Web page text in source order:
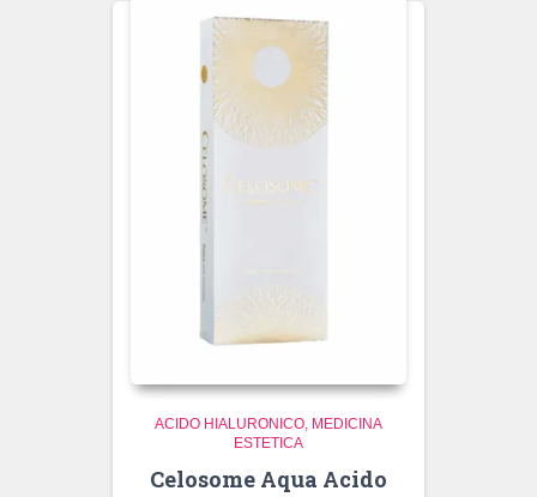
ACIDO HIALURONICO MEDICINA
ESTETICA
Celosome Aqua Acido